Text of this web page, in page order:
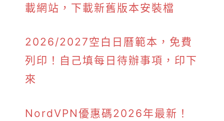
載網站，下載新舊版本安裝檔
2026/2027空白日曆範本，免費
列印！自己填每日待辦事項，印下
來
NordVPN優惠碼2026年最新！